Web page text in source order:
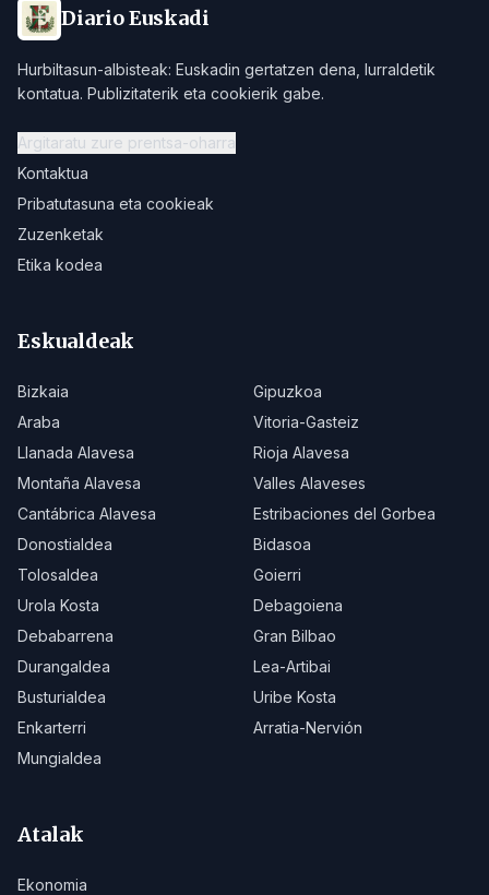
Diario Euskadi
Hurbiltasun-albisteak: Euskadin gertatzen dena, lurraldetik
kontatua. Publizitaterik eta cookierik gabe.
Argitaratu zure prentsa-oharra
Kontaktua
Pribatutasuna eta cookieak
Zuzenketak
Etika kodea
Eskualdeak
Bizkaia
Gipuzkoa
Araba
Vitoria-Gasteiz
Llanada Alavesa
Rioja Alavesa
Montaña Alavesa
Valles Alaveses
Cantábrica Alavesa
Estribaciones del Gorbea
Donostialdea
Bidasoa
Tolosaldea
Goierri
Urola Kosta
Debagoiena
Debabarrena
Gran Bilbao
Durangaldea
Lea-Artibai
Busturialdea
Uribe Kosta
Enkarterri
Arratia-Nervión
Mungialdea
Atalak
Ekonomia